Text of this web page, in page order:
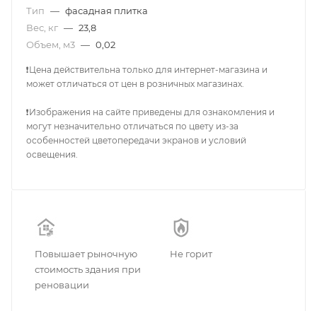
Тип — фасадная плитка
Вес, кг — 23,8
Объем, м3 — 0,02
❗Цена действительна только для интернет-магазина и
может отличаться от цен в розничных магазинах.
❗Изображения на сайте приведены для ознакомления и
могут незначительно отличаться по цвету из-за
особенностей цветопередачи экранов и условий
освещения.
Повышает рыночную
стоимость здания при
реновации
Не горит